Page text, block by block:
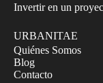
Invertir en un
URBANITAE
Quiénes Somos
Blog
Contacto